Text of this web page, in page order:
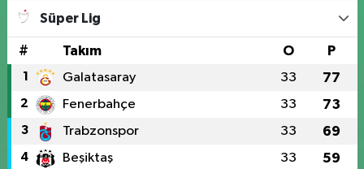
Süper Lig
# Takım O P
1 Galatasaray 33 77
2 Fenerbahçe 33 73
3 Trabzonspor 33 69
4 Beşiktaş 33 59